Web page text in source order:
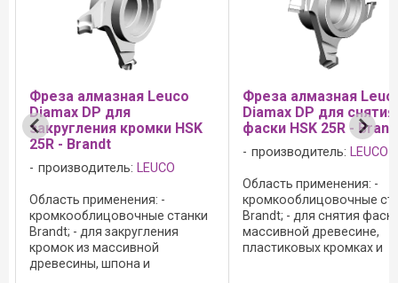
HSK
станки
Фреза алмазная Leuco
Diamax DP для снятия
фаски HSK 25R - Brandt
производитель:
кромкооблицовочные станки
Brandt; - для снятия фаски в
массивной древесине,
пластиковых кромках и
кромках из шпона;
Aлмазная
Leuco
HER FR701 -
AirStream-
Область
для нанесения
импортного